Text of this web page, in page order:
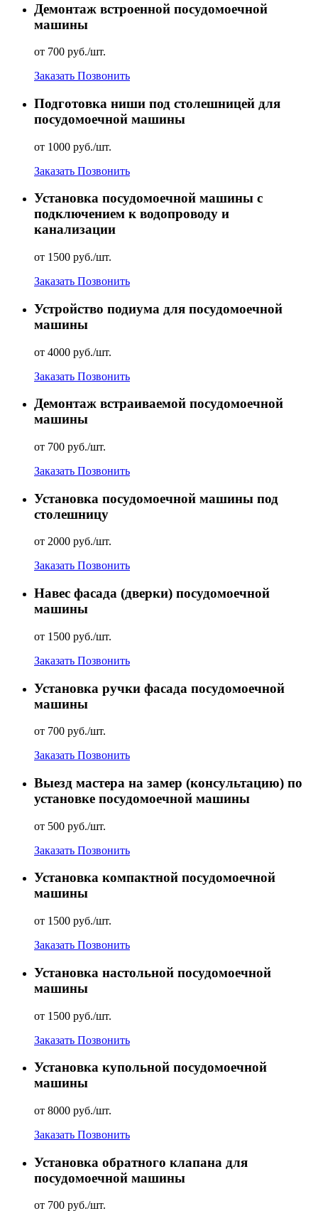
Демонтаж встроенной посудомоечной
машины
от 700 руб./шт.
Заказать Позвонить
Подготовка ниши под столешницей для
посудомоечной машины
от 1000 руб./шт.
Заказать Позвонить
Установка посудомоечной машины с
подключением к водопроводу и
канализации
от 1500 руб./шт.
Заказать Позвонить
Устройство подиума для посудомоечной
машины
от 4000 руб./шт.
Заказать Позвонить
Демонтаж встраиваемой посудомоечной
машины
от 700 руб./шт.
Заказать Позвонить
Установка посудомоечной машины под
столешницу
от 2000 руб./шт.
Заказать Позвонить
Навес фасада (дверки) посудомоечной
машины
от 1500 руб./шт.
Заказать Позвонить
Установка ручки фасада посудомоечной
машины
от 700 руб./шт.
Заказать Позвонить
Выезд мастера на замер (консультацию) по
установке посудомоечной машины
от 500 руб./шт.
Заказать Позвонить
Установка компактной посудомоечной
машины
от 1500 руб./шт.
Заказать Позвонить
Установка настольной посудомоечной
машины
от 1500 руб./шт.
Заказать Позвонить
Установка купольной посудомоечной
машины
от 8000 руб./шт.
Заказать Позвонить
Установка обратного клапана для
посудомоечной машины
от 700 руб./шт.